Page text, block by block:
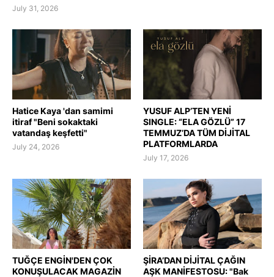
July 31, 2026
Hatice Kaya 'dan samimi
itiraf "Beni sokaktaki
vatandaş keşfetti"
July 24, 2026
YUSUF ALP’TEN YENİ
SINGLE: “ELA GÖZLÜ” 17
TEMMUZ’DA TÜM DİJİTAL
PLATFORMLARDA
July 17, 2026
TUĞÇE ENGİN'DEN ÇOK
KONUŞULACAK MAGAZİN
ŞİRA’DAN DİJİTAL ÇAĞIN
AŞK MANİFESTOSU: "Bak